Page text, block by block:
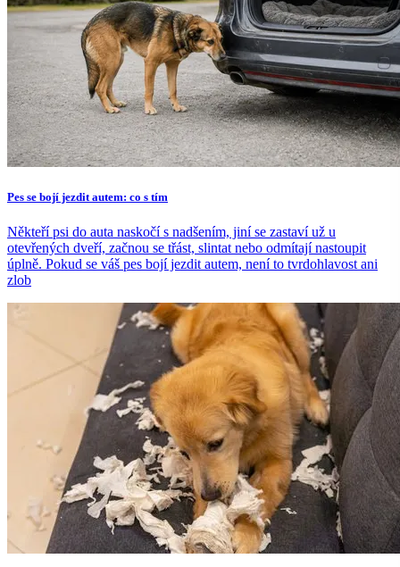
Pes se bojí jezdit autem: co s tím
Někteří psi do auta naskočí s nadšením, jiní se zastaví už u
otevřených dveří, začnou se třást, slintat nebo odmítají nastoupit
úplně. Pokud se váš pes bojí jezdit autem, není to tvrdohlavost ani
zlob